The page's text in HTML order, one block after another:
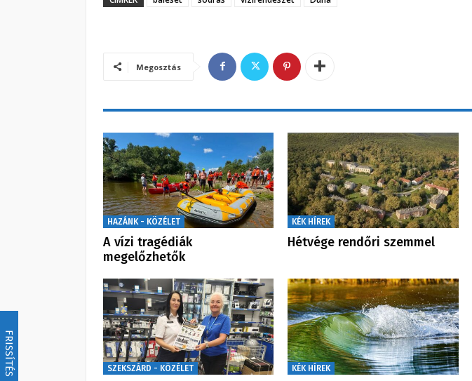
FRISSÍTÉS
Megosztás
HAZÁNK - KÖZÉLET
A vízi tragédiák
megelőzhetők
KÉK HÍREK
Hétvége rendőri szemmel
SZEKSZÁRD - KÖZÉLET KÉK HÍREK